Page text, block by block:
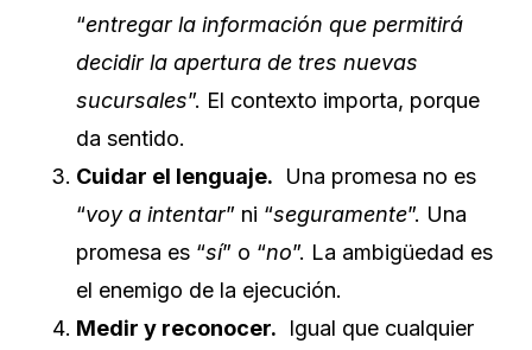
“entregar la información que permitirá
decidir la apertura de tres nuevas
sucursales”. El contexto importa, porque
da sentido.
Cuidar el lenguaje. Una promesa no es
“voy a intentar” ni “seguramente”. Una
promesa es “sí” o “no”. La ambigüedad es
el enemigo de la ejecución.
Medir y reconocer. Igual que cualquier